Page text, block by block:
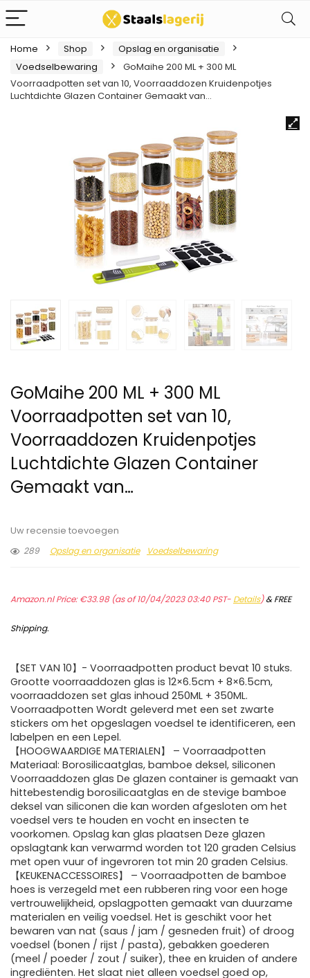
Home Shop
Opslag en organisatie
Voedselbewaring
GoMaihe 200 ML + 300 ML
Voorraadpotten set van 10, Voorraaddozen Kruidenpotjes
Luchtdichte Glazen Container Gemaakt van…
GoMaihe 200 ML + 300 ML
Voorraadpotten set van 10,
Voorraaddozen Kruidenpotjes
Luchtdichte Glazen Container
Gemaakt van…
Uw recensie toevoegen
289
Opslag en organisatie Voedselbewaring
Amazon.nl Price:€33.98(as of 10/04/2023 03:40 PST- Details)&FREE
Shipping.
【SET VAN 10】- Voorraadpotten product bevat 10 stuks.
Grootte voorraaddozen glas is 12×6.5cm + 8×6.5cm,
voorraaddozen set glas inhoud 250ML + 350ML.
Voorraadpotten Wordt geleverd met een set zwarte
stickers om het opgeslagen voedsel te identificeren, een
labelpen en een Lepel.
【HOOGWAARDIGE MATERIALEN】 – Voorraadpotten
Materiaal: Borosilicaatglas, bamboe deksel, siliconen
Voorraaddozen glas De glazen container is gemaakt van
hittebestendig borosilicaatglas en de stevige bamboe
deksel van siliconen die kan worden afgesloten om het
voedsel vers te houden en vocht en insecten te
voorkomen. Opslag kan glas plaatsen Deze glazen
opslagtank kan verwarmd worden tot 120 graden Celsius
met open vuur of ingevroren tot min 20 graden Celsius.
【KEUKENACCESSOIRES】 – Voorraadpotten de bamboe
hoes is verzegeld met een rubberen ring voor een hoge
vertrouwelijkheid, opslagpotten gemaakt van duurzame
materialen en veilig voedsel. Het is geschikt voor het
bewaren van nat (saus / jam / gesneden fruit) of droog
voedsel (bonen / rijst / pasta), gebakken goederen
(meel / poeder / zout / suiker), thee en kruiden of andere
ingrediënten. Het slaat niet alleen voedsel goed op,